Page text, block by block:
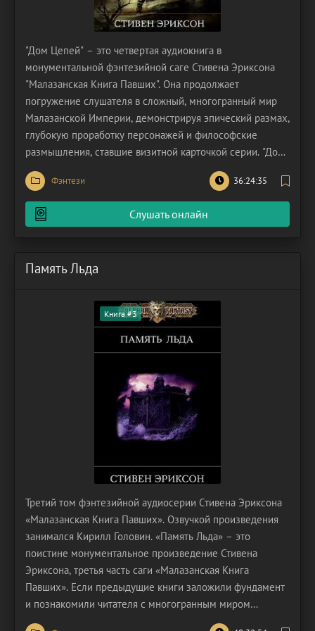
"Дом Цепей" – это четвертая аудиокнига в
монументальной фэнтезийной саге Стивена Эриксона
"Малазанская Книга Павших". Она продолжает
погружение слушателя в сложный, многогранный мир
Малазанской Империи, демонстрируя эпический размах,
глубокую проработку персонажей и философские
размышления, ставшие визитной карточкой серии. "Дом
Цепей" разворачивается параллельно с событиями
предыдущих книг, но фокусируется на новом, крайне
важном театре военных действий. После разорительной
войны против Т'лан
Фэнтези 36:24:35
Слушать онлайн
Память Льда
Книга #3
Третий том фэнтезийной аудиосерии Стивена Эриксона
«Малазанская Книга Павших». Озвучкой произведения
занимался Кирилл Головин. «Память Льда» – это
поистине монументальное произведение Стивена
Эриксона, третья часть саги «Малазанская Книга
Павших». Если предыдущие книги заложили фундамент
и познакомили читателя с многогранным миром
Малазана, то «Память Льда» возводит на нём